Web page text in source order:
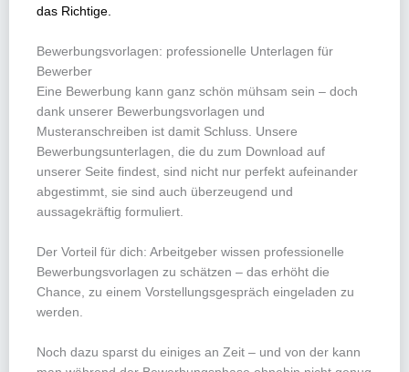
das Richtige.
Bewerbungsvorlagen: professionelle Unterlagen für
Bewerber
Eine Bewerbung kann ganz schön mühsam sein – doch
dank unserer Bewerbungsvorlagen und
Musteranschreiben ist damit Schluss. Unsere
Bewerbungsunterlagen, die du zum Download auf
unserer Seite findest, sind nicht nur perfekt aufeinander
abgestimmt, sie sind auch überzeugend und
aussagekräftig formuliert.
Der Vorteil für dich: Arbeitgeber wissen professionelle
Bewerbungsvorlagen zu schätzen – das erhöht die
Chance, zu einem Vorstellungsgespräch eingeladen zu
werden.
Noch dazu sparst du einiges an Zeit – und von der kann